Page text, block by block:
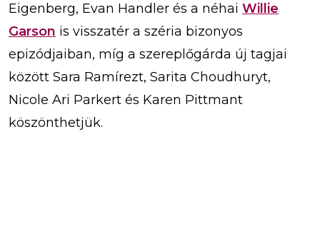
Eigenberg, Evan Handler és a néhai Willie
Garson is visszatér a széria bizonyos
epizódjaiban, míg a szereplőgárda új tagjai
között Sara Ramírezt, Sarita Choudhuryt,
Nicole Ari Parkert és Karen Pittmant
köszönthetjük.